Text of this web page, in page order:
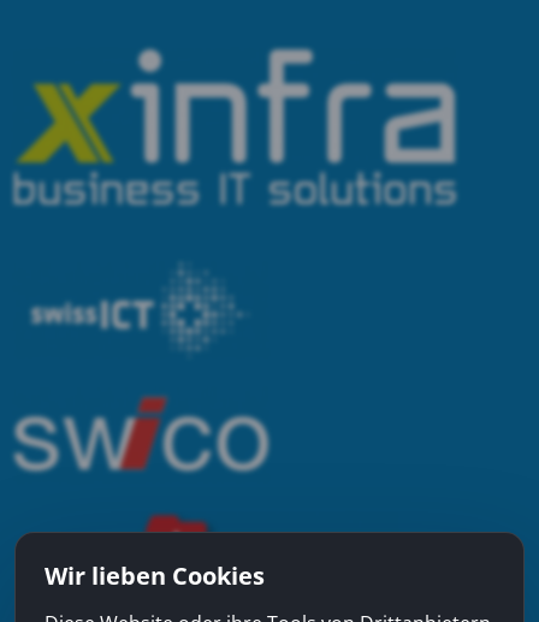
Wir lieben Cookies